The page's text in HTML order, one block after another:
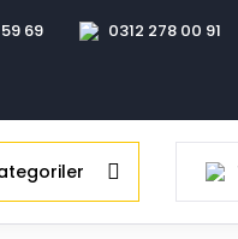
69 0312 278 00 91